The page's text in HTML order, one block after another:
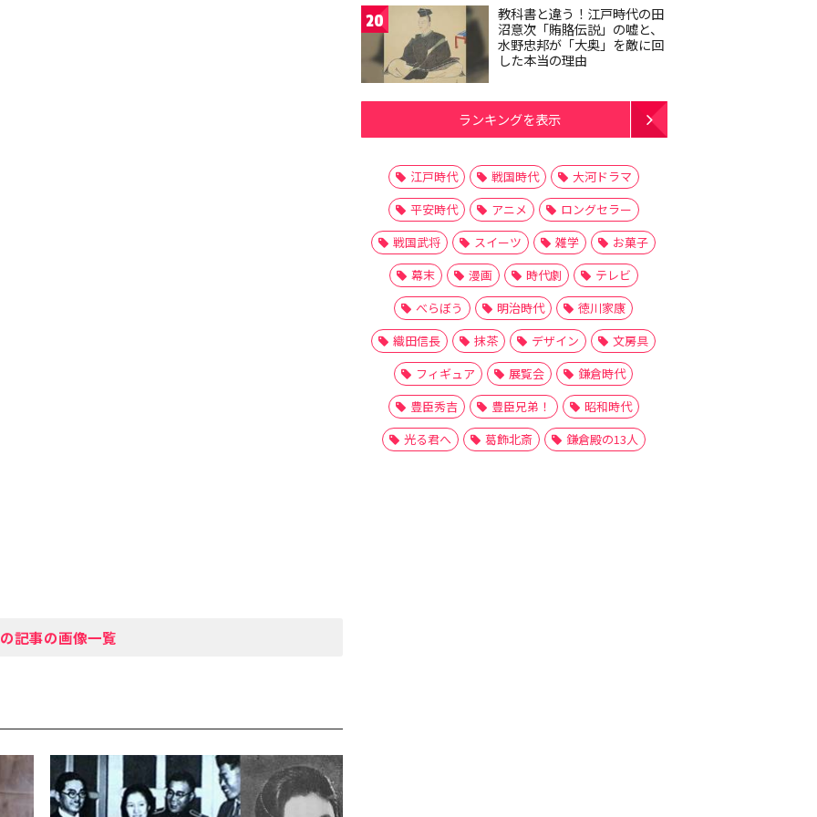
記事の画像一覧
20
教科書と違う！江戸時代の田
沼意次「賄賂伝説」の嘘と、
水野忠邦が「大奥」を敵に回
した本当の理由
ランキングを表示
江戸時代 戦国時代
大河ドラマ
平安時代
アニメ
ロングセラー
戦国武将
スイーツ 雑学
お菓子
幕末
漫画 時代劇
テレビ
べらぼう
明治時代
徳川家康
織田信長
抹茶 デザイン
文房具
フィギュア
展覧会
鎌倉時代
豊臣秀吉
豊臣兄弟！
昭和時代
光る君へ
葛飾北斎 鎌倉殿の13人